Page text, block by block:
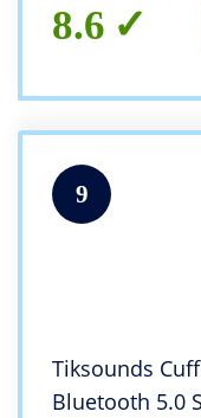
8.6
9
Tiksounds
Bluetooth 5.0